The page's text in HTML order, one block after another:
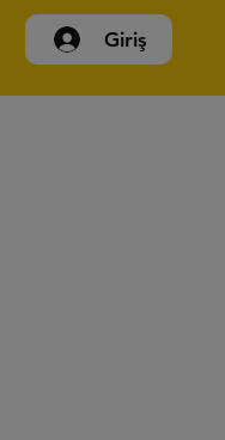
Giriş